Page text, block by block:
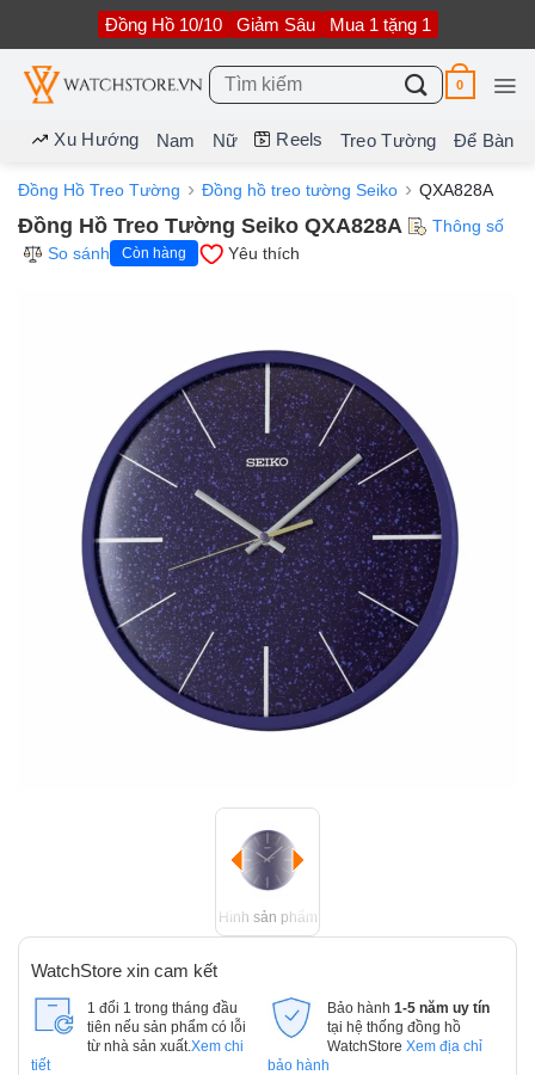
nội
dung
Đồng Hồ 10/10 Giảm Sâu Mua 1 tặng 1
Tìm
kiếm:
0
Xu Hướng Nam Nữ Reels Treo Tường Để Bàn
Đồng Hồ Treo Tường Đồng hồ treo tường Seiko QXA828A
Đồng Hồ Treo Tường Seiko QXA828A
Thông số
So sánh
Còn hàng Yêu thích
Hình sản phẩm
WatchStore xin cam kết
1 đổi 1 trong tháng đầu
tiên nếu sản phẩm có lỗi
từ nhà sản xuất. Xem chi
tiết
Bảo hành 1-5 năm uy tín
tại hệ thống đồng hồ
WatchStore Xem địa chỉ
bảo hành